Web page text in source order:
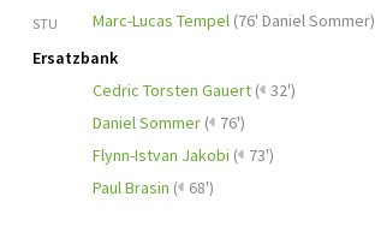
STU Marc-Lucas Tempel (76' Daniel Sommer)
Ersatzbank
Cedric Torsten Gauert ( 32')
Daniel Sommer ( 76')
Flynn-Istvan Jakobi ( 73')
Paul Brasin ( 68')